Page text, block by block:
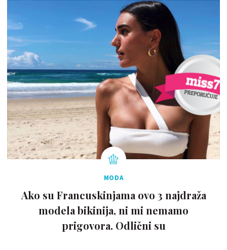
MODA
Ako su Francuskinjama ovo 3 najdraža
modela bikinija, ni mi nemamo
prigovora. Odlični su